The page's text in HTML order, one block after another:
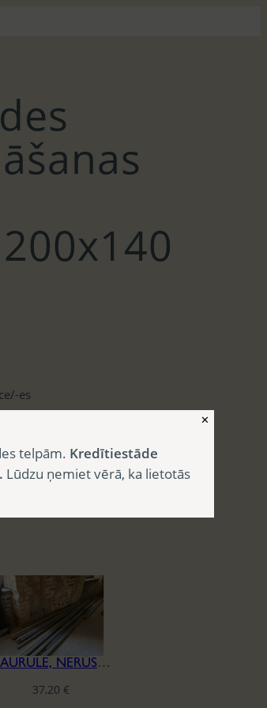
es
CAURULE, NERŪSĒJOŠĀ TĒRAUDA
37,20€
✕
telpām. Kredītiestāde
Lūdzu ņemiet vērā, ka lietotās